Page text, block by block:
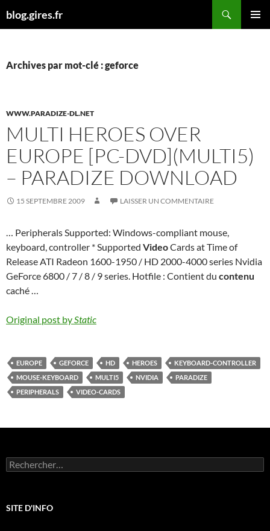
aublog.gires.fr
Archives par mot-clé : geforce
WWW.PARADIZE-DL.NET
MULTI HEROES OVER
EUROPE [PC-DVD](MULTI5)
– PARADIZE DOWNLOAD
15 SEPTEMBRE 2009 LAISSER UN COMMENTAIRE
… Peripherals Supported: Windows-compliant mouse,
keyboard, controller * Supported VideoCards at Time of
Release ATI Radeon 1600-1950 / HD 2000-4000 series Nvidia
GeForce 6800 / 7 / 8 / 9 series. Hotfile : Contient du contenu
caché …
Original post byStatic
EUROPE GEFORCE HD HEROES
KEYBOARD-CONTROLLER
MOUSE-KEYBOARD
MULTI5 NVIDIA
PARADIZE
PERIPHERALS
VIDEO-CARDS
Rechercher :
SITE D'INFO